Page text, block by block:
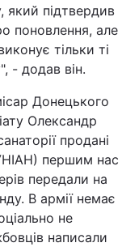
який підтвердив
поновлення, але
тільки ті
- додав він.
Донецького
Олександр
продані
першим нас
передали на
В армії немає
не
написали